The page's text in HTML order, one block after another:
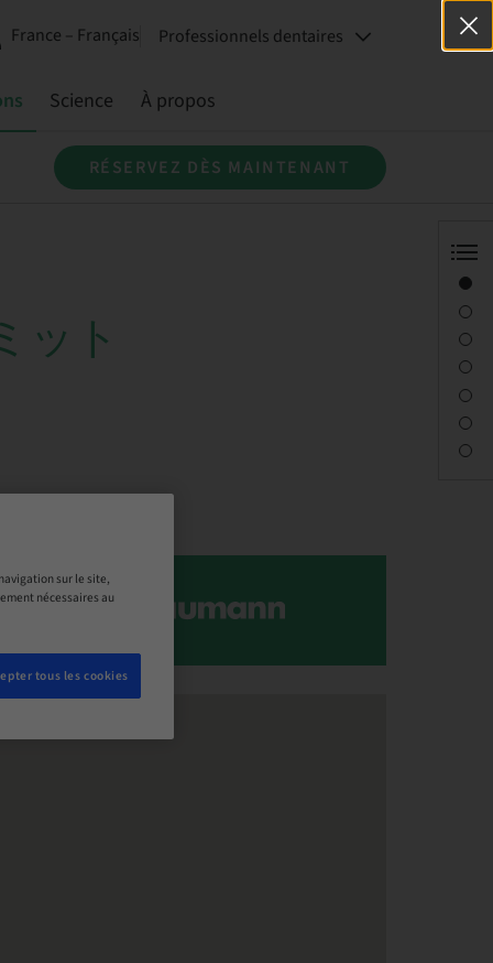
France – Français Professionnels dentaires
Science À propos
RÉSERVEZ DÈS MAINTENANT
ット
sur le site,
nécessaires au
tous les cookies